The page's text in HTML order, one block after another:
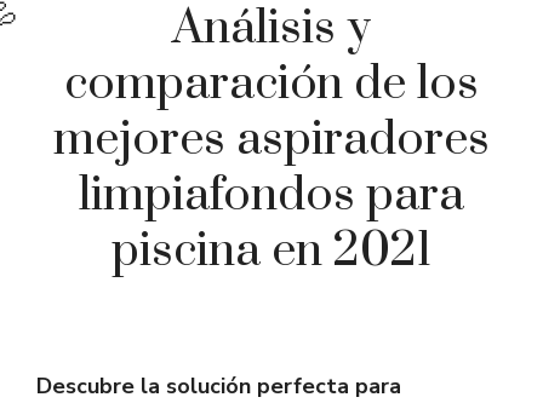
Análisis y
comparación de los
mejores aspiradores
limpiafondos para
piscina en 2021
Descubre la solución perfecta para